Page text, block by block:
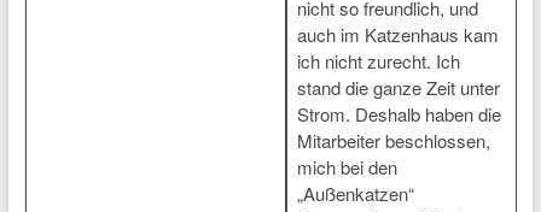
nicht so freundlich, und
auch im Katzenhaus kam
ich nicht zurecht. Ich
stand die ganze Zeit unter
Strom. Deshalb haben die
Mitarbeiter beschlossen,
mich bei den
„Außenkatzen“